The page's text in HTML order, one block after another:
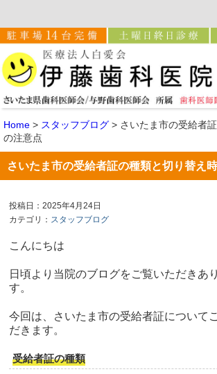
Home > スタッフブログ > さいたま市の受給者
の注意点
さいたま市の受給者証の種類と切り替え
投稿日：2025年4月24日
カテゴリ： スタッフブログ
こんにちは
日頃より当院のブログをご覧いただきあ
す。
今回は、さいたま市の受給者証について
だきます。
受給者証の種類